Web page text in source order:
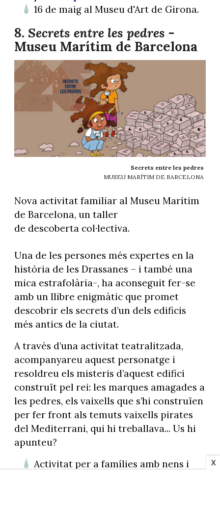
X
16 de maig al Museu d'Art de Girona.
8. Secrets entre les pedres -
Museu Marítim de Barcelona
Secrets entre les pedres
MUSEU MARÍTIM DE BARCELONA
Nova activitat familiar al Museu Marítim
de Barcelona, un taller
de descoberta col·lectiva.
Una de les persones més expertes en la
història de les Drassanes – i també una
mica estrafolària-, ha aconseguit fer-se
amb un llibre enigmàtic que promet
descobrir els secrets d’un dels edificis
més antics de la ciutat.
A través d’una activitat teatralitzada,
acompanyareu aquest personatge i
resoldreu els misteris d’aquest edifici
construït pel rei: les marques amagades a
les pedres, els vaixells que s’hi construïen
per fer front als temuts vaixells pirates
del Mediterrani, qui hi treballava... Us hi
apunteu?
Activitat per a famílies amb nens i